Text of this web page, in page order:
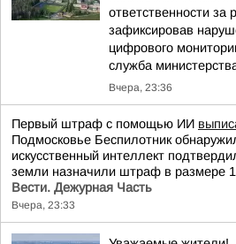
ответственности за
зафиксировав
цифрового
служба
Вчера, 23:36
Первый штраф с помощью ИИ
Подмосковье Беспилотник
искусственный интеллект
земли назначили штраф в размере
Вести. Дежурная Часть
Вчера, 23:33